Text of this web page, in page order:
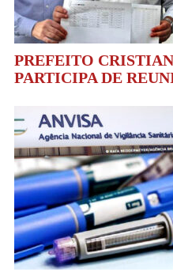
PREFEITO
PARTICIPA DE